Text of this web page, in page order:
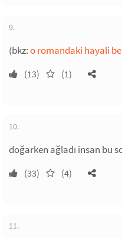
9.
(bkz:o romandaki hayali
(13) (1)
10.
doğarken ağladı insan bu
(33) (4)
11.